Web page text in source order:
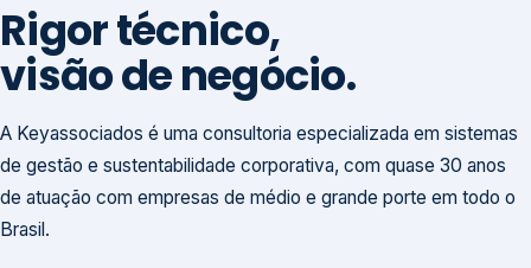
Rigor técnico,
visão de negócio.
A Keyassociados é uma consultoria especializada em sistemas
de gestão e sustentabilidade corporativa, com quase 30 anos
de atuação com empresas de médio e grande porte em todo o
Brasil.